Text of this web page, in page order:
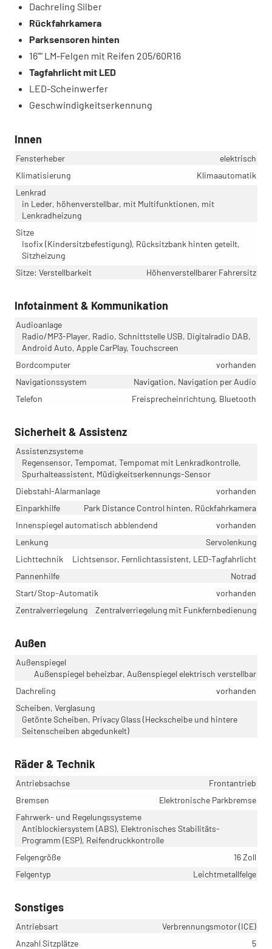
Dachreling Silber
Rückfahrkamera
Parksensoren hinten
16"" LM-Felgen mit Reifen 205/60R16
Tagfahrlicht mit LED
LED-Scheinwerfer
Geschwindigkeitserkennung
Innen
Fensterheber
elektrisch
Klimatisierung
Klimaautomatik
Lenkrad
in Leder, höhenverstellbar, mit Multifunktionen, mit
Lenkradheizung
Sitze
Isofix (Kindersitzbefestigung), Rücksitzbank hinten geteilt,
Sitzheizung
Sitze: Verstellbarkeit
Höhenverstellbarer Fahrersitz
Infotainment & Kommunikation
Audioanlage
Radio/MP3-Player, Radio, Schnittstelle USB, Digitalradio DAB,
Android Auto, Apple CarPlay, Touchscreen
Bordcomputer
vorhanden
Navigationssystem
Navigation, Navigation per Audio
Telefon
Freisprecheinrichtung, Bluetooth
Sicherheit & Assistenz
Assistenzsysteme
Regensensor, Tempomat, Tempomat mit Lenkradkontrolle,
Spurhalteassistent, Müdigkeitserkennungs-Sensor
Diebstahl-Alarmanlage
vorhanden
Einparkhilfe
Park Distance Control hinten, Rückfahrkamera
Innenspiegel automatisch abblendend
vorhanden
Lenkung
Servolenkung
Lichttechnik
Lichtsensor, Fernlichtassistent, LED-Tagfahrlicht
Pannenhilfe
Notrad
Start/Stop-Automatik
vorhanden
Zentralverriegelung
Zentralverriegelung mit Funkfernbedienung
Außen
Außenspiegel
Außenspiegel beheizbar, Außenspiegel elektrisch verstellbar
Dachreling
vorhanden
Scheiben, Verglasung
Getönte Scheiben, Privacy Glass (Heckscheibe und hintere
Seitenscheiben abgedunkelt)
Räder & Technik
Antriebsachse
Frontantrieb
Bremsen
Elektronische Parkbremse
Fahrwerk- und Regelungssysteme
Antiblockiersystem (ABS), Elektronisches Stabilitäts-
Programm (ESP), Reifendruckkontrolle
Felgengröße
16 Zoll
Felgentyp
Leichtmetallfelge
Sonstiges
Antriebsart
Verbrennungsmotor (ICE)
Anzahl Sitzplätze
5